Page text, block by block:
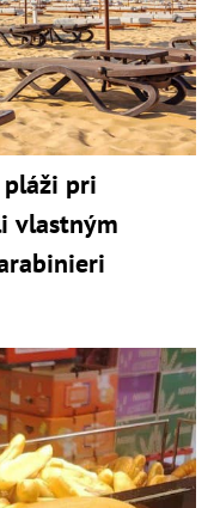
pláži pri
vlastným